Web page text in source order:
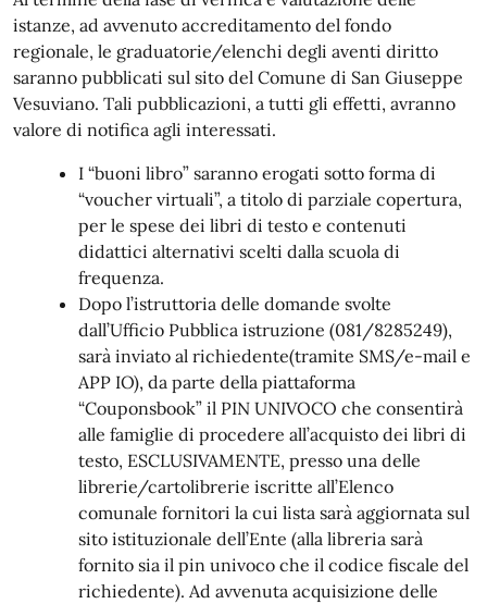
istanze, ad avvenuto accreditamento del fondo
regionale, le graduatorie/elenchi degli aventi diritto
saranno pubblicati sul sito del Comune di San Giuseppe
Vesuviano. Tali pubblicazioni, a tutti gli effetti, avranno
valore di notifica agli interessati.
I “buoni libro” saranno erogati sotto forma di
“voucher virtuali”, a titolo di parziale copertura,
per le spese dei libri di testo e contenuti
didattici alternativi scelti dalla scuola di
frequenza.
Dopo l’istruttoria delle domande svolte
dall’Ufficio Pubblica istruzione (081/8285249),
sarà inviato al richiedente(tramite SMS/e-mail e
APP IO), da parte della piattaforma
“Couponsbook” il PIN UNIVOCO che consentirà
alle famiglie di procedere all’acquisto dei libri di
testo, ESCLUSIVAMENTE, presso una delle
librerie/cartolibrerie iscritte all’Elenco
comunale fornitori la cui lista sarà aggiornata sul
sito istituzionale dell’Ente (alla libreria sarà
fornito sia il pin univoco che il codice fiscale del
richiedente). Ad avvenuta acquisizione delle